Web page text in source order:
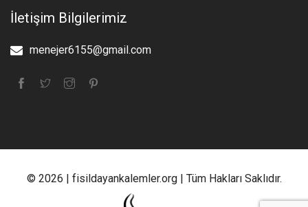
İletişim Bilgilerimiz
menejer6155@gmail.com
© 2026 | fisildayankalemler.org | Tüm Hakları Saklıdır.